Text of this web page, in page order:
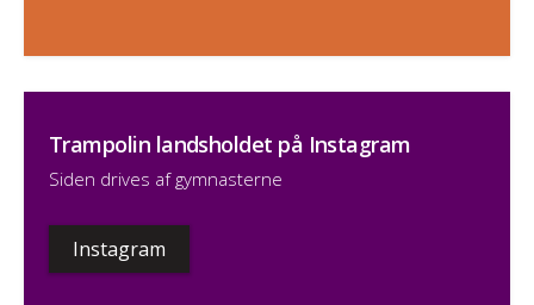
Trampolin landsholdet på Instagram
Siden drives af gymnasterne
Instagram